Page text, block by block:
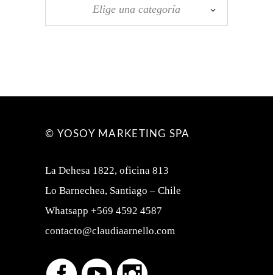
Elige una categoría
© YOSOY MARKETING SPA
La Dehesa 1822, oficina 813
Lo Barnechea, Santiago – Chile
Whatsapp +569 4592 4587
contacto@claudiaarnello.com